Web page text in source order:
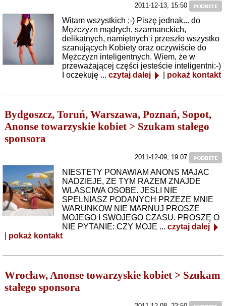
2011-12-13, 15:50
Witam wszystkich ;-) Piszę jednak... do
Mężczyzn mądrych, szarmanckich,
delikatnych, namiętnych i przeszło wszystko
szanujących Kobiety oraz oczywiście do
Mężczyzn inteligentnych. Wiem, że w
przeważającej części jesteście inteligentni:-)
I oczekuję ... czytaj dalej pokaż kontakt
Bydgoszcz, Toruń, Warszawa, Poznań, Sopot,
Anonse towarzyskie kobiet > Szukam stałego
sponsora
2011-12-09, 19:07
NIESTETY PONAWIAM ANONS MAJAC
NADZIEJE, ZE TYM RAZEM ZNAJDE
WLASCIWA OSOBE. JESLI NIE
SPELNIASZ PODANYCH PRZEZE MNIE
WARUNKOW NIE MARNUJ PROSZE
MOJEGO I SWOJEGO CZASU. PROSZĘ O
NIE PYTANIE: CZY MOJE ... czytaj dalej
pokaż kontakt
Wrocław, Anonse towarzyskie kobiet > Szukam
stałego sponsora